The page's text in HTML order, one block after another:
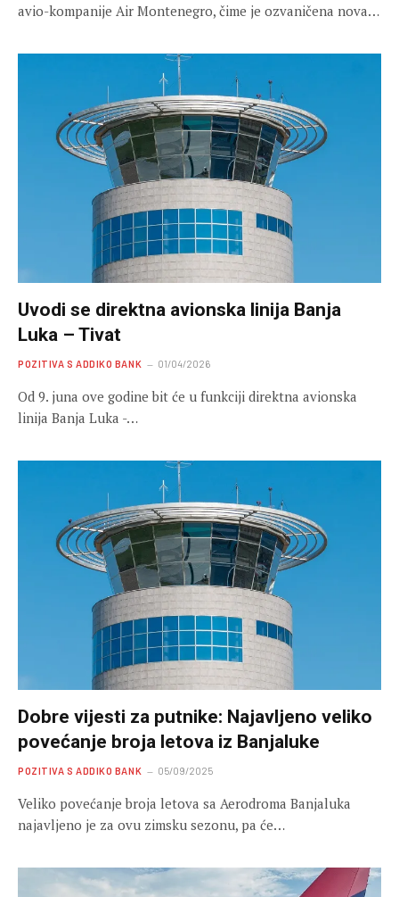
avio-kompanije Air Montenegro, čime je ozvaničena nova…
Uvodi se direktna avionska linija Banja
Luka – Tivat
POZITIVA S ADDIKO BANK 01/04/2026
Od 9. juna ove godine bit će u funkciji direktna avionska
linija Banja Luka -…
Dobre vijesti za putnike: Najavljeno veliko
povećanje broja letova iz Banjaluke
POZITIVA S ADDIKO BANK 05/09/2025
Veliko povećanje broja letova sa Aerodroma Banjaluka
najavljeno je za ovu zimsku sezonu, pa će…